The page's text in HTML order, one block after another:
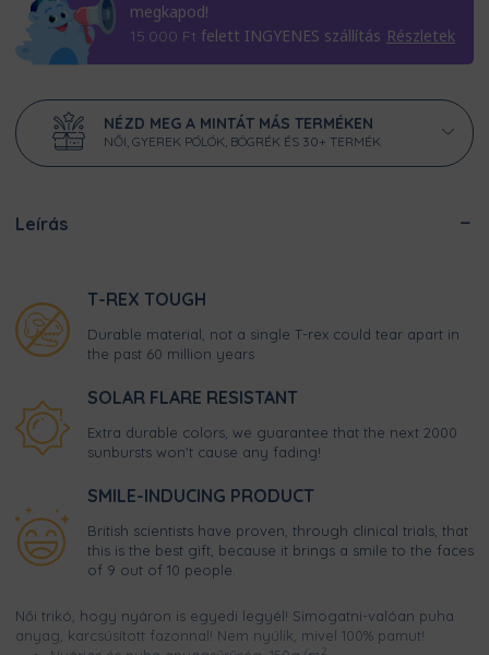
megkapod!
15.000 Ft felett INGYENES szállítás Részletek
NÉZD MEG A MINTÁT MÁS TERMÉKEN
NŐI, GYEREK PÓLÓK, BÖGRÉK ÉS 30+ TERMÉK
Leírás
T-REX TOUGH
Durable material, not a single T-rex could tear apart in
the past 60 million years
SOLAR FLARE RESISTANT
Extra durable colors, we guarantee that the next 2000
sunbursts won't cause any fading!
SMILE-INDUCING PRODUCT
British scientists have proven, through clinical trials, that
this is the best gift, because it brings a smile to the faces
of 9 out of 10 people.
Női trikó, hogy nyáron is egyedi legyél! Simogatni-valóan puha
anyag, karcsúsított fazonnal! Nem nyúlik, mivel 100% pamut!
2